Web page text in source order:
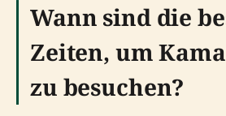
Wann sind die
Zeiten, um
zu besuchen?